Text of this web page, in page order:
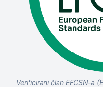
Verificirani član EFCSN-a